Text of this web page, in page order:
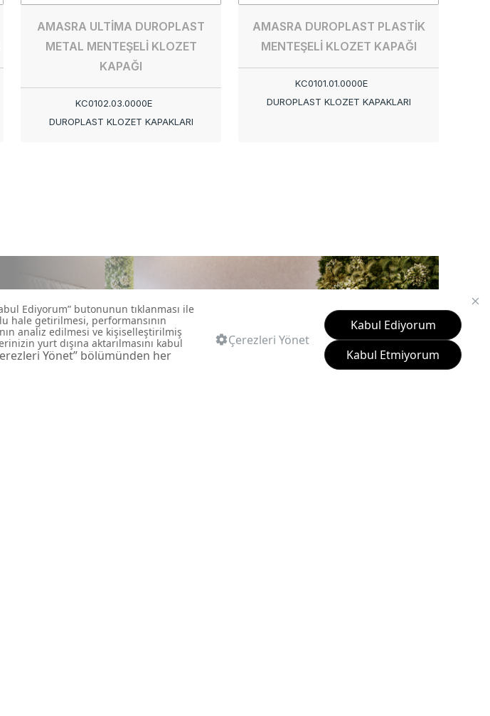
AMASRA ULTİMA DUROPLAST
METAL MENTEŞELİ KLOZET
KAPAĞI
KC0102.03.0000E
DUROPLAST KLOZET KAPAKLARI
AMASRA DUROPLAST PLASTİK
MENTEŞELİ KLOZET KAPAĞI
KC0101.01.0000E
DUROPLAST KLOZET KAPAKLARI